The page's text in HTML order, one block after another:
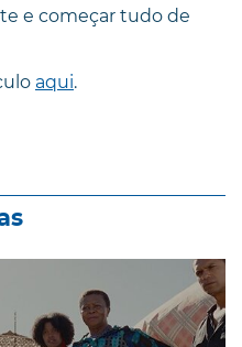
e começar tudo de
aqui.